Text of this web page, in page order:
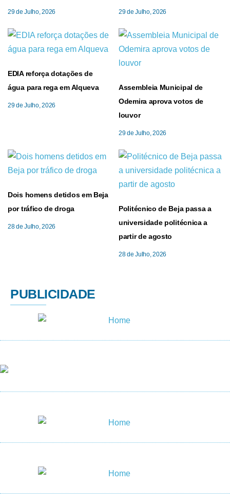
29 de Julho, 2026 29 de Julho, 2026
EDIA reforça dotações de
água para rega em Alqueva
29 de Julho, 2026
Assembleia Municipal de
Odemira aprova votos de
louvor
29 de Julho, 2026
Dois homens detidos em Beja
por tráfico de droga
28 de Julho, 2026
Politécnico de Beja passa a
universidade politécnica a
partir de agosto
28 de Julho, 2026
PUBLICIDADE